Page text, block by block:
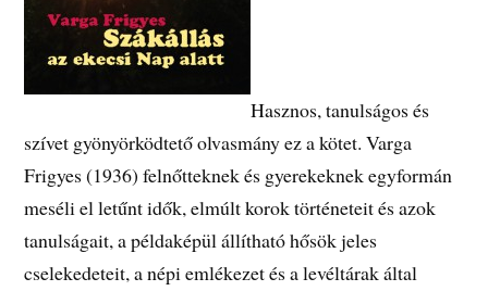
Hasznos, tanulságos és
szívet gyönyörködtető olvasmány ez a kötet. Varga
Frigyes (1936) felnőtteknek és gyerekeknek egyformán
meséli el letűnt idők, elmúlt korok történeteit és azok
tanulságait, a példaképül állítható hősök jeles
cselekedeteit, a népi emlékezet és a levéltárak által